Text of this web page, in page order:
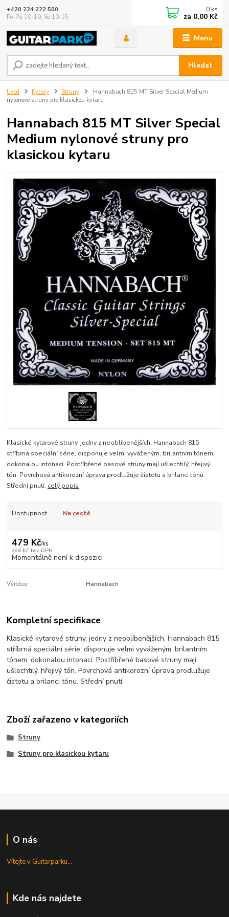
Menu
Hledat
+420 224 222 500
Po-Pá 10-19, So 10-15
0 ks
za 0,00 Kč
Úvod Kytary Struny
Hannabach 815 MT Silver Special Medium
nylonové struny pro klasickou kytaru
Hannabach 815 MT Silver Special
Medium nylonové struny pro
klasickou kytaru
Klasické kytarové struny, jedny z neoblíbenějších. Hannabach 815
stříbrná speciální série, disponuje velmi vyváženým, brilantním tónem,
dokonalou intonací. Postříbřené basové struny mají ušlechtilý, hřejivý
tón. Povrchová antikorozní úprava prodlužuje čistotu a brilanci tónu.
Střední pnutí. celý popis
Dostupnost Na cestě
479 Kč/ks
396 Kč bez DPH
Momentálně není k dispozici
Výrobce: Hannabach
Kompletní specifikace
Klasické kytarové struny, jedny z neoblíbenějších. Hannabach 815
stříbrná speciální série, disponuje velmi vyváženým, brilantním
tónem, dokonalou intonací. Postříbřené basové struny mají
ušlechtilý, hřejivý tón. Povrchová antikorozní úprava prodlužuje
čistotu a brilanci tónu. Střední pnutí.
Zboží zařazeno v kategoriích
Struny
Struny pro klasickou kytaru
O nás
Vítejte v Guitarparku...
Kde nás najdete